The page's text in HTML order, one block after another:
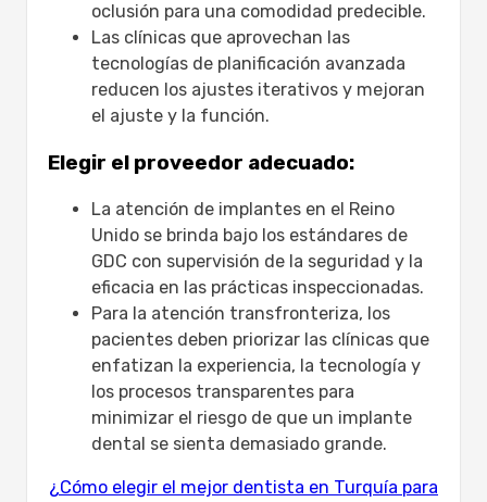
oclusión para una comodidad predecible.
Las clínicas que aprovechan las
tecnologías de planificación avanzada
reducen los ajustes iterativos y mejoran
el ajuste y la función.
Elegir el proveedor adecuado:
La atención de implantes en el Reino
Unido se brinda bajo los estándares de
GDC con supervisión de la seguridad y la
eficacia en las prácticas inspeccionadas.
Para la atención transfronteriza, los
pacientes deben priorizar las clínicas que
enfatizan la experiencia, la tecnología y
los procesos transparentes para
minimizar el riesgo de que un implante
dental se sienta demasiado grande.
¿Cómo elegir el mejor dentista en Turquía para